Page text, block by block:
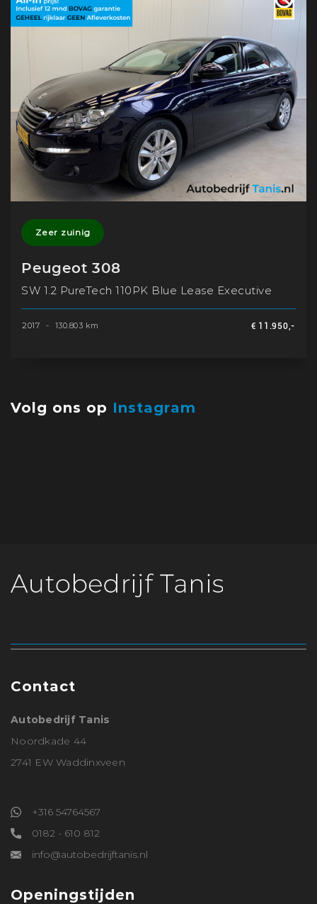
Zeer zuinig
Peugeot 308
SW 1.2 PureTech 110PK Blue Lease Executive
2017 - 130.803 km € 11.950,-
Volg ons op Instagram
Contact
Autobedrijf Tanis
Noordkade 44
2741 EW Waddinxveen
+316 54764567
0182 - 610 812
info@autobedrijftanis.nl
Openingstijden